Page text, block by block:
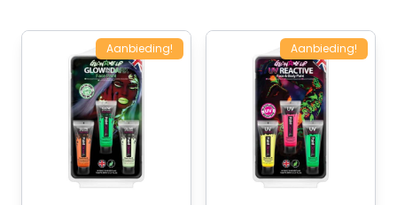
Aanbieding! Aanbieding!